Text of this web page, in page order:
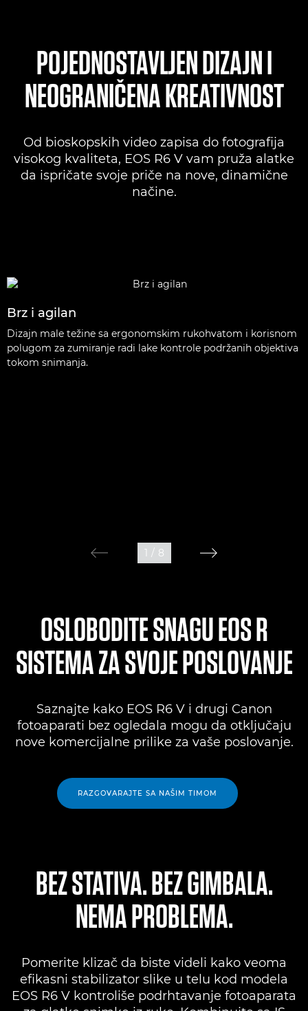
POJEDNOSTAVLJEN DIZAJN I
NEOGRANIČENA KREATIVNOST
Od bioskopskih video zapisa do fotografija
visokog kvaliteta, EOS R6 V vam pruža alatke
da ispričate svoje priče na nove, dinamične
načine.
Brz i agilan
Dizajn male težine sa ergonomskim rukohvatom i korisnom
polugom za zumiranje radi lake kontrole podržanih objektiva
tokom snimanja.
1 / 8
OSLOBODITE SNAGU EOS R
SISTEMA ZA SVOJE POSLOVANJE
Saznajte kako EOS R6 V i drugi Canon
fotoaparati bez ogledala mogu da otključaju
nove komercijalne prilike za vaše poslovanje.
RAZGOVARAJTE SA NAŠIM TIMOM
BEZ STATIVA. BEZ GIMBALA.
NEMA PROBLEMA.
Pomerite klizač da biste videli kako veoma
efikasni stabilizator slike u telu kod modela
EOS R6 V kontroliše podrhtavanje fotoaparata